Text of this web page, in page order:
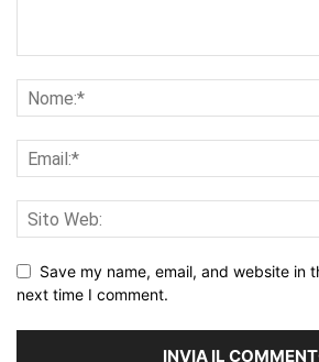
Save my name, email, and website in
next time I comment.